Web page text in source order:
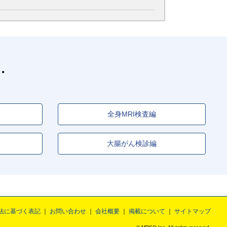
全身MRI検査編
大腸がん検診編
に基づく表記 お問い合わせ 会社概要 掲載について サイトマップ